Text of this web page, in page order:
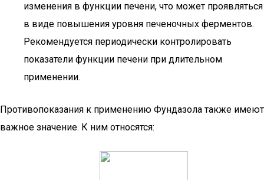
изменения в функции печени, что может проявляться
в виде повышения уровня печеночных ферментов.
Рекомендуется периодически контролировать
показатели функции печени при длительном
применении.
Противопоказания к применению Фундазола также имеют
важное значение. К ним относятся: